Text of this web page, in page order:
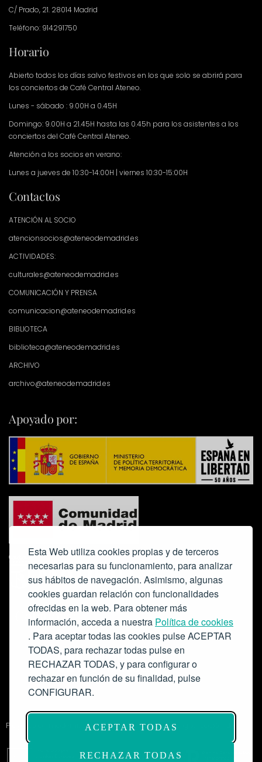
Esta Web utiliza cookies propias y de terceros
necesarias para su funcionamiento, para analizar
sus hábitos de navegación. Asimismo, algunas
cookies guardan relación con funcionalidades
ofrecidas en la web. Para obtener más
información, acceda a nuestra Política de cookies
. Para aceptar todas las cookies pulse ACEPTAR
TODAS, para rechazar todas pulse en
RECHAZAR TODAS, y para configurar o
rechazar en función de su finalidad, pulse
CONFIGURAR.
ACEPTAR TODAS
RECHAZAR TODAS
C/ Prado, 21. 28014 Madrid
Teléfono: 914291750
Horario
Abierto todos los días salvo festivos en los que solo se abrirá para
los conciertos de Café Central Ateneo.
Lunes - sábado : 9.00H a 0.45H
Domingo: 9.00H a 21.45H hasta las 0.45h para los asistentes a los
conciertos del Café Central Ateneo.
Atención a los socios en verano:
Lunes a jueves de 10:30-14:00H | viernes 10:30-15:00H
Contactos
ATENCIÓN AL SOCIO
atencionsocios@ateneodemadrid.es
ACTIVIDADES:
culturales@ateneodemadrid.es
COMUNICACIÓN Y PRENSA
comunicacion@ateneodemadrid.es
BIBLIOTECA
biblioteca@ateneodemadrid.es
ARCHIVO
archivo@ateneodemadrid.es
Apoyado por:
Colabora:
Proyecto de modernización de infraestructuras y digitalización del
Salón de Actos del Ateneo de Madrid como espacio escénico-musical.
Subvención: 175.000€